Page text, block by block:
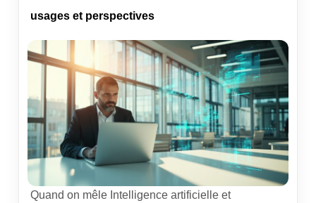
usages et perspectives
Quand on mêle Intelligence artificielle et